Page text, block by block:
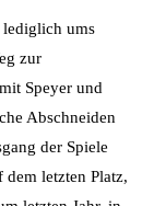
lediglich ums
zur
Speyer und
Abschneiden
der Spiele
dem letzten Platz,